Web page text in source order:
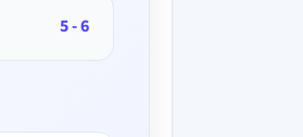
5 - 6